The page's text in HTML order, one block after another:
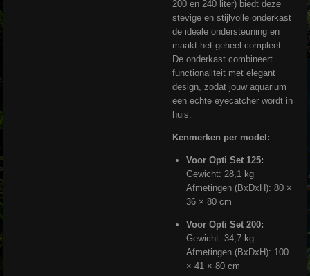
200 en 240 liter) biedt deze
stevige en stijlvolle onderkast
de ideale ondersteuning en
maakt het geheel compleet.
De onderkast combineert
functionaliteit met elegant
design, zodat jouw aquarium
een echte eyecatcher wordt in
huis.
Kenmerken per model:
Voor Opti Set 125:
Gewicht: 28,1 kg
Afmetingen (BxDxH): 80 ×
36 × 80 cm
Voor Opti Set 200:
Gewicht: 34,7 kg
Afmetingen (BxDxH): 100
× 41 × 80 cm